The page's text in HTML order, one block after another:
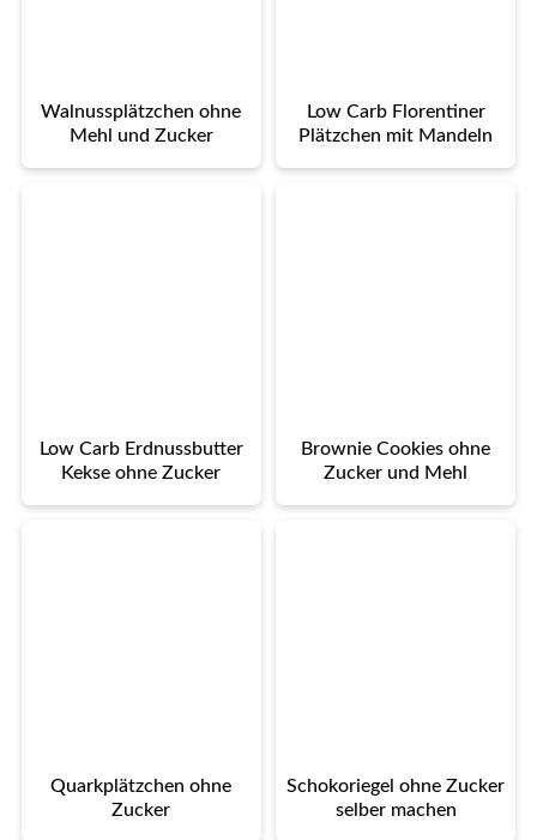
Walnussplätzchen ohne
Mehl und Zucker
Low Carb Florentiner
Plätzchen mit Mandeln
Low Carb Erdnussbutter
Kekse ohne Zucker
Brownie Cookies ohne
Zucker und Mehl
Quarkplätzchen ohne
Zucker
Schokoriegel ohne Zucker
selber machen